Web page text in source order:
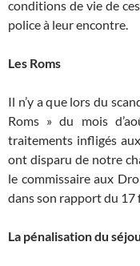
conditions de vie de
police à leur encontre.
Les Roms
Il n’y a que lors du
Roms » du mois
traitements infligés
ont disparu de notre
le commissaire aux
dans son rapport du
La pénalisation du